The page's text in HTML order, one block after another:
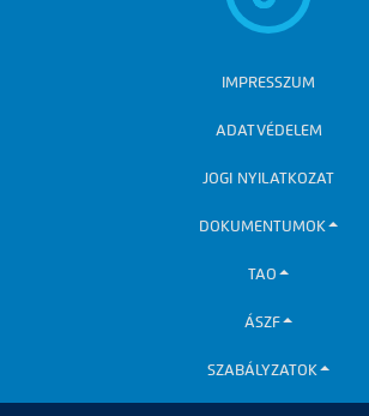
IMPRESSZUM
ADATVÉDELEM
JOGI NYILATKOZAT
DOKUMENTUMOK
TAO
ÁSZF
SZABÁLYZATOK